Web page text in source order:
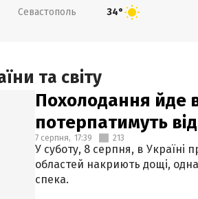
Севастополь 34°
та світу
Похолодання йде
потерпатимуть
7 серпня, 17:39 213
У суботу, 8 серпня, в Україні
областей накриють дощі,
спека.